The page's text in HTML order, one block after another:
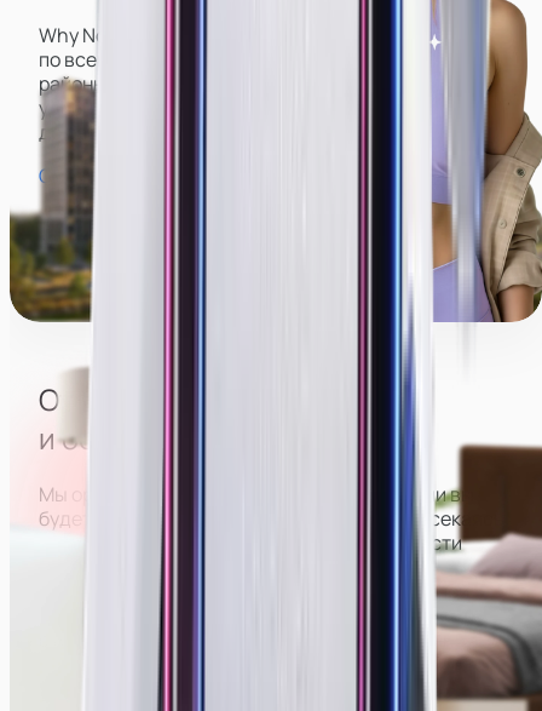
Why Not имеет большое количество вебкам-студий
по всему городу, включая центр и спальные
районы, что позволит вам подобрать наиболее
удобную и не тратить время на долгую дорогу
до работы и обратно.
Смотреть карту студий →
Отсутствие посторонних
и большого коллектива
Мы организуем расписание так, что в студии вы
будете работать отдельно от всех, не пересекаясь
с другими девушками. Это позволит вам вести
трансляции более раскрепощенно и спокойно,
больше зарабатывать и оставаться анонимной.
Менеджеры команды поддержки могут работать
с вами как в студии, так и полностью удалённо.